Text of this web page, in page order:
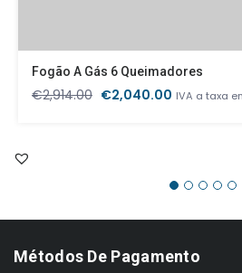
Fogão A Gás 6 Queimadores
€2,914.00 O
€2,040.00 O
IVA a taxa
Métodos De Pagamento